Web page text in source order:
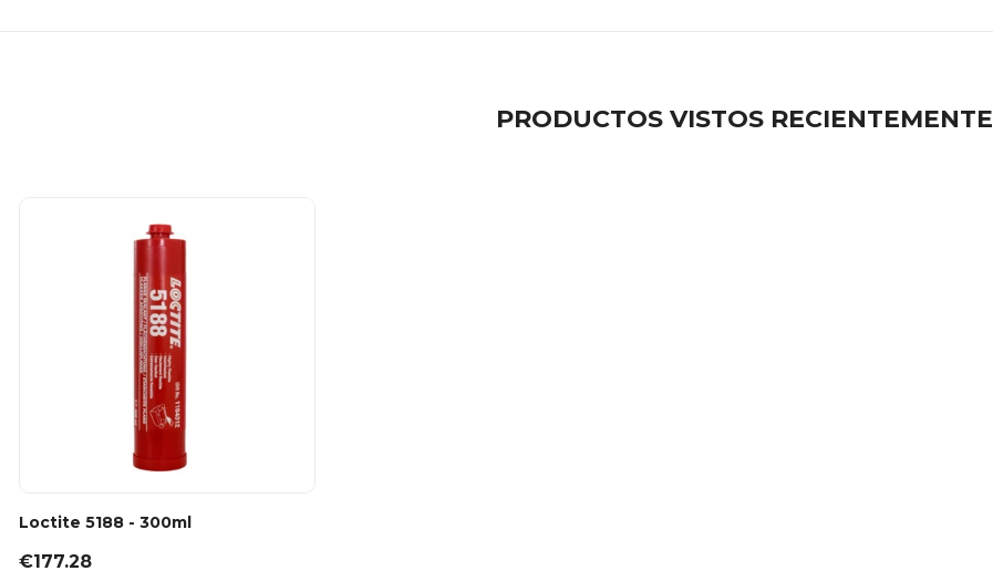
PRODUCTOS VISTOS RECIENTEMENTE
Loctite 5188 - 300ml
€177.28